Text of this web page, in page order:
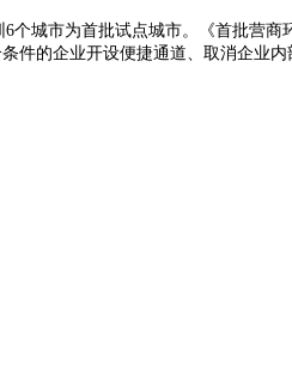
6个城市为首批试点城市。《首批营商
的企业开设便捷通道、取消企业